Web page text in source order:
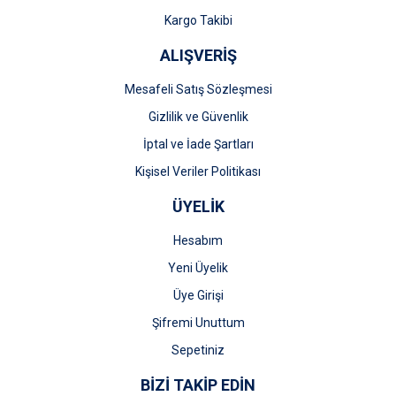
Kargo Takibi
ALIŞVERİŞ
Mesafeli Satış Sözleşmesi
Gizlilik ve Güvenlik
İptal ve İade Şartları
Kişisel Veriler Politikası
ÜYELİK
Hesabım
Yeni Üyelik
Üye Girişi
Şifremi Unuttum
Sepetiniz
BİZİ TAKİP EDİN